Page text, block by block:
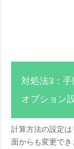
対処法3：
オプション
計算方法の設定
面からも変更で